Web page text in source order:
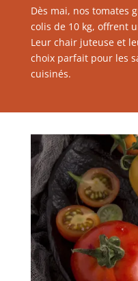
Dès mai, nos tomates
colis de 10 kg, offrent
Leur chair juteuse et
choix parfait pour les
cuisinés.